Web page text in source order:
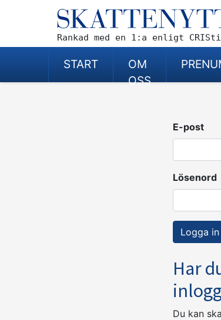
Rankad med en 1:a enligt
START
OM
OSS
E-post
Lösenord
Har
Du kan